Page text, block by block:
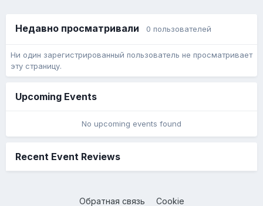
Недавно просматривали 0 пользователей
Ни один зарегистрированный пользователь не просматривает
эту страницу.
Upcoming Events
No upcoming events found
Recent Event Reviews
Обратная связь Cookie